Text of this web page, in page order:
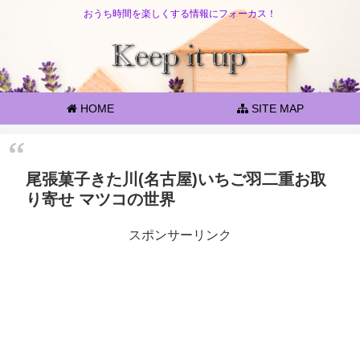
おうち時間を楽しくする情報にフォーカス！
HOME SITE MAP
尾張菓子きた川(名古屋)いちご羽二重お取
り寄せ マツコの世界
スポンサーリンク